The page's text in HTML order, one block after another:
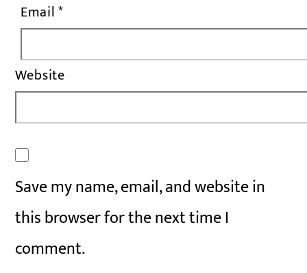
Email*
Website
Save my name, email, and website in
this browser for the next time I
comment.